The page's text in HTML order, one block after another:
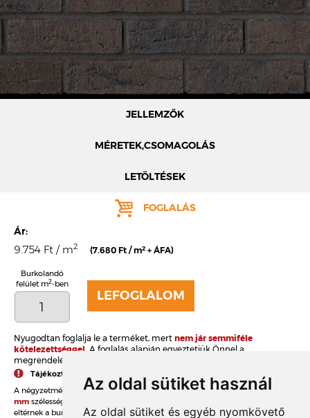
Az oldal sütiket használ
Az oldal sütiket és egyéb nyomkövető
JELLEMZŐK
MÉRETEK,CSOMAGOLÁS
LETÖLTÉSEK
FOGLALÁS
KIEGÉSZÍTŐK
DOBOZOLÁS
TÖMEG
RAKLAPTÖMEG
DARABSÚLY
Ár:
9.754 Ft / m2 (7.680 Ft / m2 + ÁFA)
Burkolandó
felület m2-ben
LEFOGLALOM
Nyugodtan foglalja le a terméket, mert nem jár semmiféle
kötelezettséggel. A foglalás alapján egyeztetjük Önnel a
megrendelés, a szállítás és fizetés részleteit.
Tájékoztató az ajánlott fugaszélességről
A négyzetméterár
60 db/m2 anyagfelhasználással, az ajánlott10
mm szélességű fugákkal értendő. Amennyiben ettől a fugamérettől
eltérnek a burkolásnál, akkor több vagy kevesebb anyagra lesz